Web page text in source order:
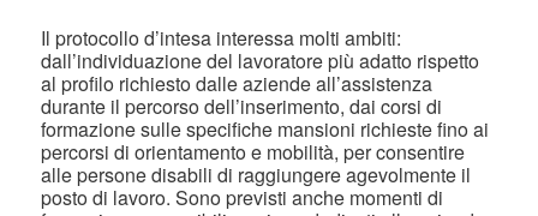
Il protocollo d’intesa interessa molti ambiti:
dall’individuazione del lavoratore più adatto rispetto
al profilo richiesto dalle aziende all’assistenza
durante il percorso dell’inserimento, dai corsi di
formazione sulle specifiche mansioni richieste fino ai
percorsi di orientamento e mobilità, per consentire
alle persone disabili di raggiungere agevolmente il
posto di lavoro. Sono previsti anche momenti di